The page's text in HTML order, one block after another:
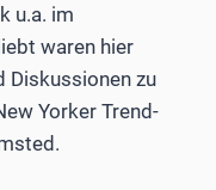
u.a. im
waren hier
Diskussionen zu
Yorker Trend-